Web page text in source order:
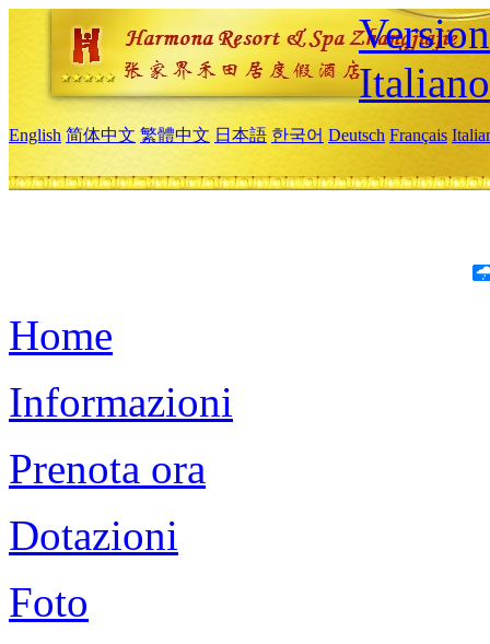
Italiano
English 简体中文 繁體中文 日本語 한국어 Deutsch Français
Home
Informazioni
Prenota ora
Dotazioni
Foto